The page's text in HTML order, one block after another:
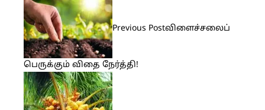
Previous Postவிளைச்சலைப்
பெருக்கும் விதை நேர்த்தி!